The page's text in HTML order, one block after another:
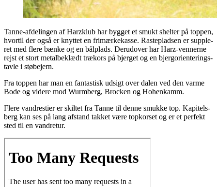
Tan­ne-afde­lin­gen af Harz­klub har byg­get et smukt shel­ter på top­pen,
hvor­til der også er knyt­tet en fri­mær­ke­kas­se. Raste­plad­sen er sup­ple­
ret med fle­re bæn­ke og en bål­plads. Der­u­d­over har Harz-ven­ner­ne
rejst et stort metal­be­klædt trækors på bjer­get og en bjer­g­o­ri­en­te­ring­s­
tav­le i støbejern.
Fra top­pen har man en fan­ta­stisk udsigt over dalen ved den var­me
Bode og vide­re mod Wurm­berg, Bro­ck­en og Hohenkamm.
Fle­re van­dre­sti­er er skil­tet fra Tan­ne til den­ne smuk­ke top. Kapi­tels­
berg kan ses på lang afstand tak­ket være topkor­set og er et per­fekt
sted til en vandretur.